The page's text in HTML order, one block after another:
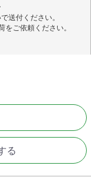
送付ください。
ご依頼ください。
る